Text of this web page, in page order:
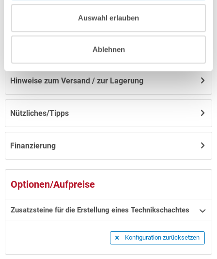
Auswahl erlauben
Ablehnen
Finanzierung
Anleitungen/Datenblätter
Hinweise zum Versand / zur Lagerung
Nützliches/Tipps
Optionen/Aufpreise
Zusatzsteine für die Erstellung eines Technikschachtes
Konfiguration zurücksetzen